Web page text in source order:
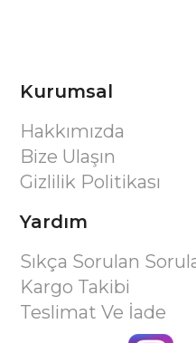
Kurumsal
Hakkımızda
Bize Ulaşın
Gizlilik Politikası
Yardım
Sıkça Sorulan
Kargo Takibi
Teslimat Ve İade